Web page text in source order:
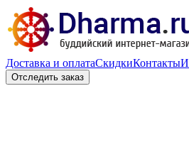
Доставка и оплатаСкидкиКонтакты
Отследить заказ